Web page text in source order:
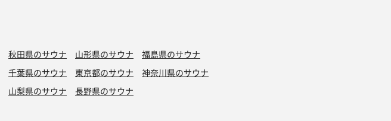
秋田県のサウナ 山形県のサウナ 福島県のサウナ
千葉県のサウナ 東京都のサウナ 神奈川県のサウナ
山梨県のサウナ 長野県のサウナ